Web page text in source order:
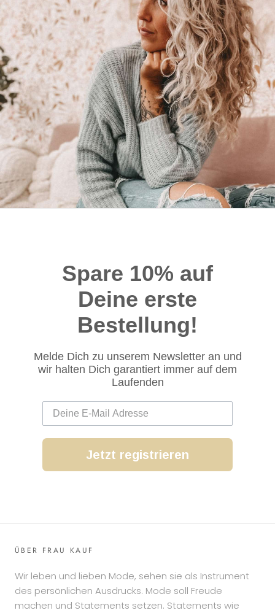
Spare 10% auf
Deine erste
Bestellung!
Melde Dich zu unserem Newsletter an und
wir halten Dich garantiert immer auf dem
Laufenden
Jetzt registrieren
ÜBER FRAU KAUF
Wir leben und lieben Mode, sehen sie als Instrument
des persönlichen Ausdrucks. Mode soll Freude
machen und Statements setzen. Statements wie